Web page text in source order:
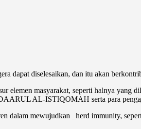
dapat diselesaikan, dan itu akan
masyarakat, seperti halnya yang
AL-ISTIQOMAH serta para
dalam mewujudkan _herd immunity,